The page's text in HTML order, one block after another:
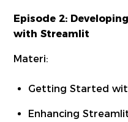
Episode 2:
with Streamlit
Materi:
Getting Started
Enhancing